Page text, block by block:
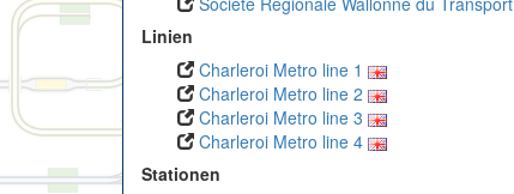
Linien
Charleroi Metro line 1
Charleroi Metro line 2
Charleroi Metro line 3
Charleroi Metro line 4
Stationen